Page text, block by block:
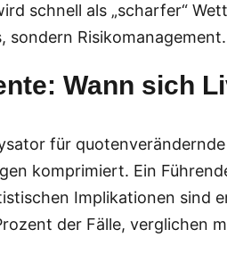
schnell als „scharfer“
sondern Risikomanagement.
Wann sich
für
komprimiert. Ein
Implikationen sind
der Fälle, verglichen